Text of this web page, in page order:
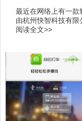
最近在网络上有一款
由杭州快智科技有限
阅读全文>>